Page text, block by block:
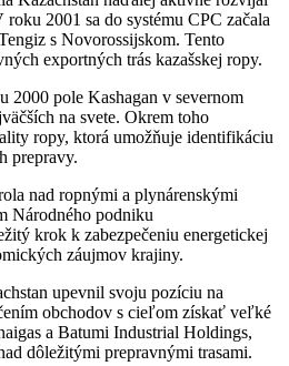
2001 sa do systému CPC začala
s Novorossijskom. Tento
exportných trás kazašskej ropy.
pole Kashagan v severnom
na svete. Okrem toho
ropy, ktorá umožňuje identifikáciu
prepravy.
nad ropnými a plynárenskými
Národného podniku
krok k zabezpečeniu energetickej
záujmov krajiny.
upevnil svoju pozíciu na
obchodov s cieľom získať veľké
a Batumi Industrial Holdings,
dôležitými prepravnými trasami.